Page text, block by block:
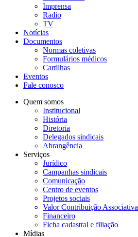
Imprensa
Radio
TV
Notícias
Documentos
Normas coletivas
Formulários médicos
Cartilhas
Eventos
Fale conosco
Quem somos
Institucional
História
Diretoria
Delegados sindicais
Abrangência
Serviços
Jurídico
Campanhas sindicais
Comunicação
Centro de eventos
Projetos sociais
Valor Contribuição Associativa
Financeiro
Ficha cadastral e filiação
Mídias